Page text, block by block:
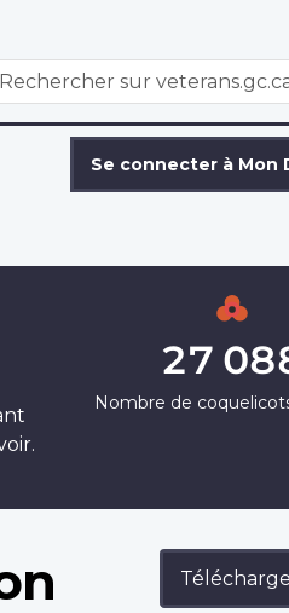
WxT
Se connecter à Mon
27
Nombre de